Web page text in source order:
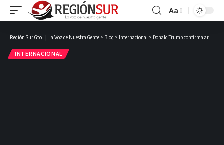
Aa
Región Sur Gto ❘ La Voz de Nuestra Gente > Blog > Internacional > Donald Trump confirma aranceles del 25% a México y Canadá a partir de este martes 04 de marzo.
INTERNACIONAL